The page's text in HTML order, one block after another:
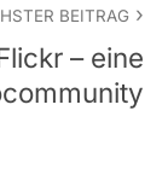
BEITRAG
– eine